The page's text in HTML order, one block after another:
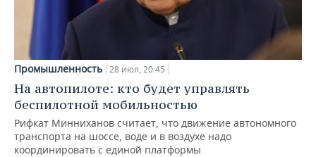
Промышленность 28 июл, 20:45
На автопилоте: кто будет управлять
беспилотной мобильностью
Рифкат Минниханов считает, что движение автономного
транспорта на шоссе, воде и в воздухе надо
координировать с единой платформы